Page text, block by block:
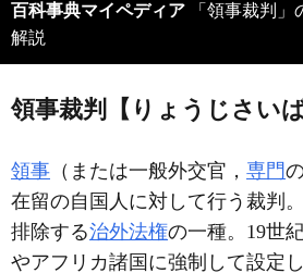
百科事典マイペディア 「領事裁判」
解説
領事裁判【りょうじさいば
領事 （または一般外交官， 専門
在留の自国人に対して行う裁判
排除する治外法権の一種。19世
やアフリカ諸国に強制して設定